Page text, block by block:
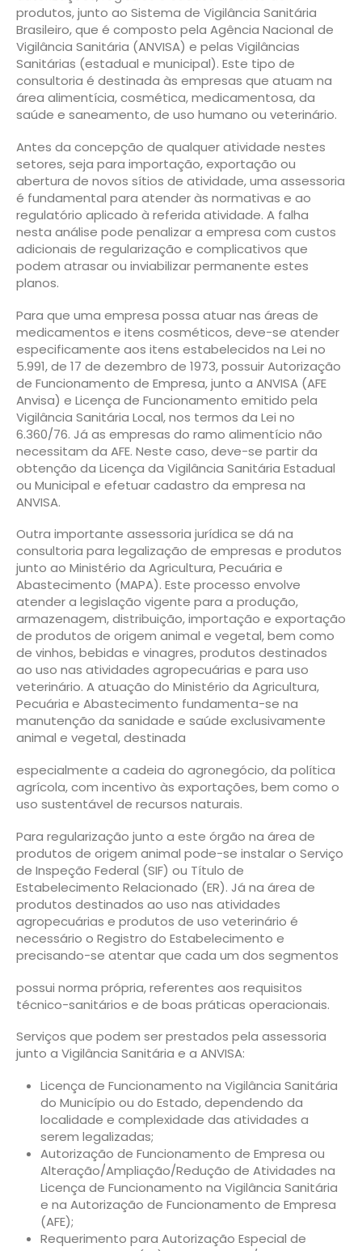
produtos, junto ao Sistema de Vigilância Sanitária
Brasileiro, que é composto pela Agência Nacional de
Vigilância Sanitária (ANVISA) e pelas Vigilâncias
Sanitárias (estadual e municipal). Este tipo de
consultoria é destinada às empresas que atuam na
área alimentícia, cosmética, medicamentosa, da
saúde e saneamento, de uso humano ou veterinário.
Antes da concepção de qualquer atividade nestes
setores, seja para importação, exportação ou
abertura de novos sítios de atividade, uma assessoria
é fundamental para atender às normativas e ao
regulatório aplicado à referida atividade. A falha
nesta análise pode penalizar a empresa com custos
adicionais de regularização e complicativos que
podem atrasar ou inviabilizar permanente estes
planos.
Para que uma empresa possa atuar nas áreas de
medicamentos e itens cosméticos, deve-se atender
especificamente aos itens estabelecidos na Lei no
5.991, de 17 de dezembro de 1973, possuir Autorização
de Funcionamento de Empresa, junto a ANVISA (AFE
Anvisa) e Licença de Funcionamento emitido pela
Vigilância Sanitária Local, nos termos da Lei no
6.360/76. Já as empresas do ramo alimentício não
necessitam da AFE. Neste caso, deve-se partir da
obtenção da Licença da Vigilância Sanitária Estadual
ou Municipal e efetuar cadastro da empresa na
ANVISA.
Outra importante assessoria jurídica se dá na
consultoria para legalização de empresas e produtos
junto ao Ministério da Agricultura, Pecuária e
Abastecimento (MAPA). Este processo envolve
atender a legislação vigente para a produção,
armazenagem, distribuição, importação e exportação
de produtos de origem animal e vegetal, bem como
de vinhos, bebidas e vinagres, produtos destinados
ao uso nas atividades agropecuárias e para uso
veterinário. A atuação do Ministério da Agricultura,
Pecuária e Abastecimento fundamenta-se na
manutenção da sanidade e saúde exclusivamente
animal e vegetal, destinada
especialmente a cadeia do agronegócio, da política
agrícola, com incentivo às exportações, bem como o
uso sustentável de recursos naturais.
Para regularização junto a este órgão na área de
produtos de origem animal pode-se instalar o Serviço
de Inspeção Federal (SIF) ou Título de
Estabelecimento Relacionado (ER). Já na área de
produtos destinados ao uso nas atividades
agropecuárias e produtos de uso veterinário é
necessário o Registro do Estabelecimento e
precisando-se atentar que cada um dos segmentos
possui norma própria, referentes aos requisitos
técnico-sanitários e de boas práticas operacionais.
Serviços que podem ser prestados pela assessoria
junto a Vigilância Sanitária e a ANVISA:
Licença de Funcionamento na Vigilância Sanitária
do Município ou do Estado, dependendo da
localidade e complexidade das atividades a
serem legalizadas;
Autorização de Funcionamento de Empresa ou
Alteração/Ampliação/Redução de Atividades na
Licença de Funcionamento na Vigilância Sanitária
e na Autorização de Funcionamento de Empresa
(AFE);
Requerimento para Autorização Especial de